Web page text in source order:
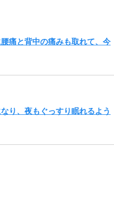
痛と背中の痛みも取れて、今
り、夜もぐっすり眠れるよう